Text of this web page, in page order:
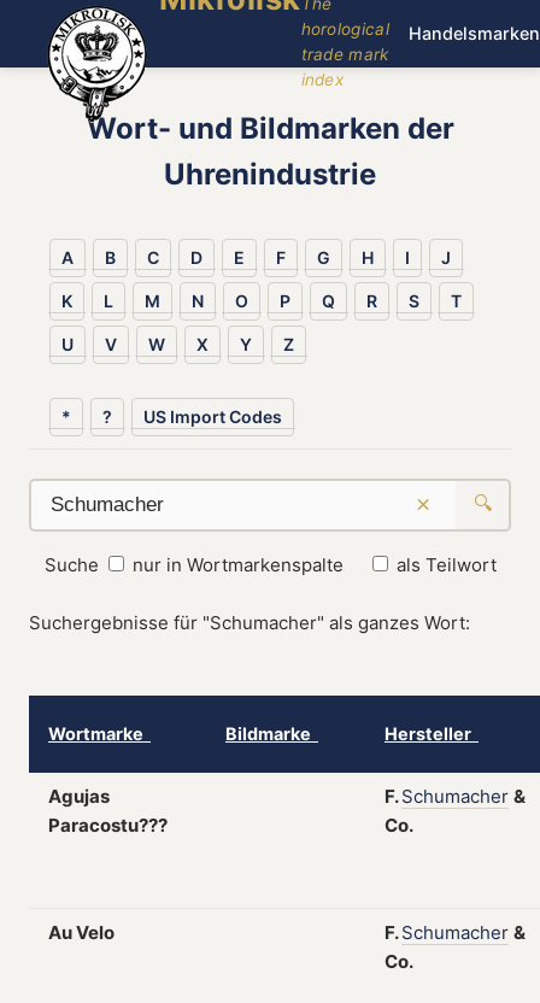
horological
trade mark
index
Handelsmarken
Wort- und Bildmarken der
Uhrenindustrie
A B C D E F G H I J
K L M N O P Q R S T
U V W X Y Z
* ? US Import Codes
× 🔍
Suche nur in Wortmarkenspalte als Teilwort
Suchergebnisse für "Schumacher" als ganzes Wort:
Wortmarke Bildmarke Hersteller
Agujas
Paracostu???
F.Schumacher &
Co.
Au Velo F.Schumacher &
Co.